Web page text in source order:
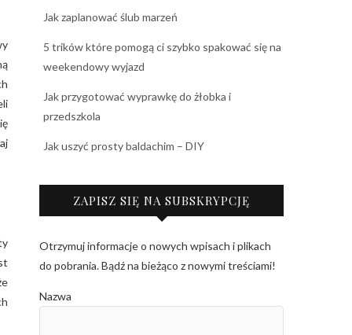
Jak zaplanować ślub marzeń
5 trików które pomogą ci szybko spakować się na
weekendowy wyjazd
Jak przygotować wyprawkę do żłobka i
przedszkola
Jak uszyć prosty baldachim – DIY
ZAPISZ SIĘ NA SUBSKRYPCJĘ
Otrzymuj informacje o nowych wpisach i plikach
do pobrania. Bądź na bieżąco z nowymi treściami!
Nazwa